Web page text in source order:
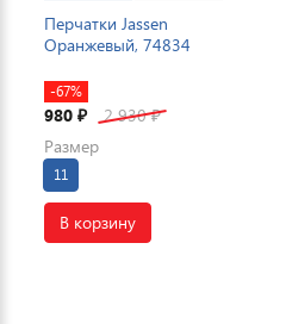
Перчатки Jassen
Оранжевый, 74834
-67%
980 ₽ 2 930₽
Размер
11
В корзину